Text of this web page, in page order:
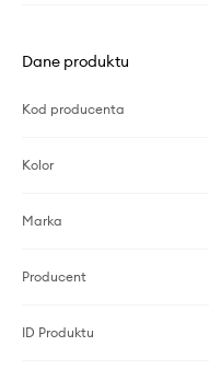
Dane produktu
Kod producenta
Kolor
Marka
Producent
ID Produktu